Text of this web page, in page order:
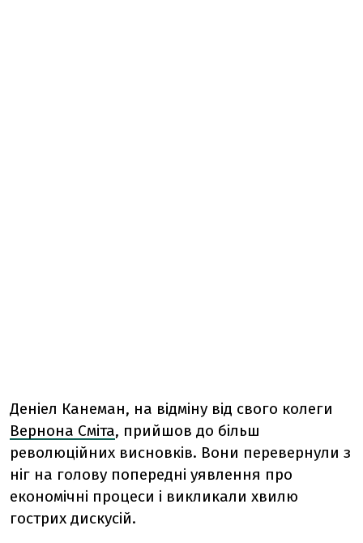
Деніел Канеман, на відміну від свого колеги
Вернона Сміта, прийшов до більш
революційних висновків. Вони перевернули з
ніг на голову попередні уявлення про
економічні процеси і викликали хвилю
гострих дискусій.